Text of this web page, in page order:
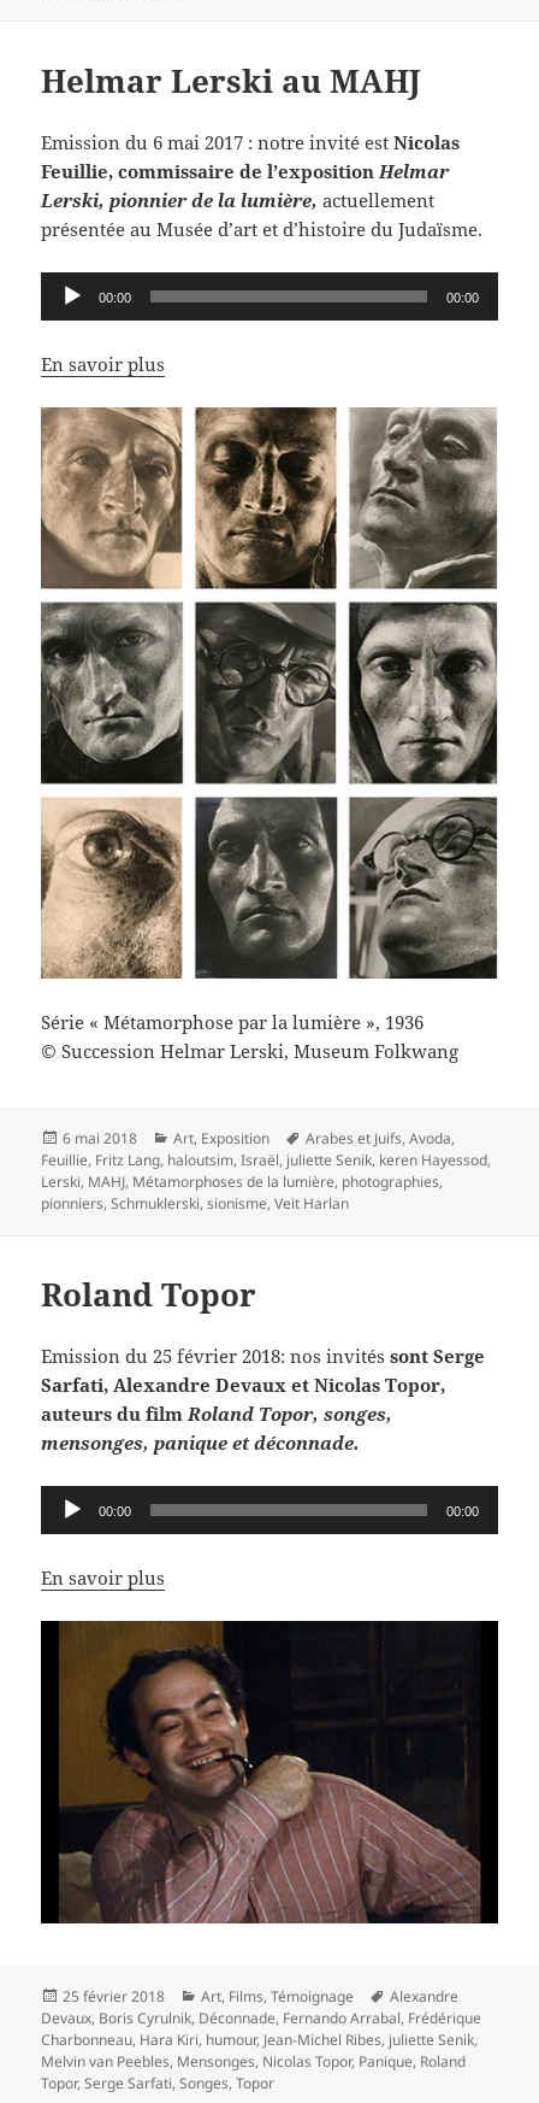
Helmar Lerski au MAHJ
Emission du 6 mai 2017 : notre invité estNicolas
Feuillie, commissaire de l’exposition Helmar
Lerski, pionnier de la lumière, actuellement
présentée au Musée d’art et d’histoire du Judaïsme.
Lecteur 00:00 00:00
En savoir plus
Série « Métamorphose par la lumière », 1936
© Succession Helmar Lerski, Museum Folkwang
Publié
le
6 mai 2018 Catégories
Art, Exposition
Mots-
clés
Arabes et Juifs,Avoda,
Feuillie, Fritz Lang, haloutsim,Israël, juliette Senik, keren Hayessod,
Lerski, MAHJ, Métamorphoses de la lumière, photographies,
pionniers,Schmuklerski,sionisme,Veit Harlan
Roland Topor
Emission du 25 février 2018: nos invitéssont Serge
Sarfati, Alexandre Devaux et Nicolas Topor,
auteurs du filmRoland Topor, songes,
mensonges, panique et déconnade.
Lecteur
audio
00:00 00:00
En savoir plus
Publié
le
25 février 2018 Catégories
Art, Films,Témoignage
Mots-
clés
Alexandre
Devaux, Boris Cyrulnik, Déconnade, Fernando Arrabal, Frédérique
Charbonneau, Hara Kiri, humour, Jean-Michel Ribes, juliette Senik,
Melvin van Peebles, Mensonges, Nicolas Topor, Panique, Roland
Topor,Serge Sarfati,Songes,Topor